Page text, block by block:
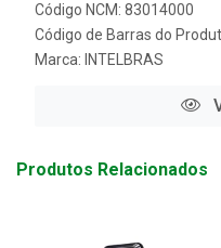
Código NCM: 83014000
Código de Barras do
Marca: INTELBRAS
Produtos Relacionados